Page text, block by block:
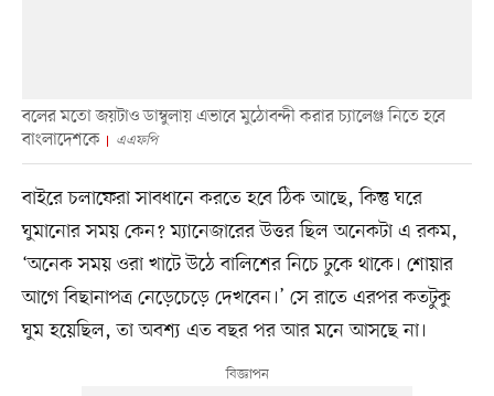
বলের মতো জয়টাও ডাম্বুলায় এভাবে মুঠোবন্দী করার চ্যালেঞ্জ নিতে হবে
বাংলাদেশকে
এএফপি
বাইরে চলাফেরা সাবধানে করতে হবে ঠিক আছে, কিন্তু ঘরে
ঘুমানোর সময় কেন? ম্যানেজারের উত্তর ছিল অনেকটা এ রকম,
‘অনেক সময় ওরা খাটে উঠে বালিশের নিচে ঢুকে থাকে। শোয়ার
আগে বিছানাপত্র নেড়েচেড়ে দেখবেন।’ সে রাতে এরপর কতটুকু
ঘুম হয়েছিল, তা অবশ্য এত বছর পর আর মনে আসছে না।